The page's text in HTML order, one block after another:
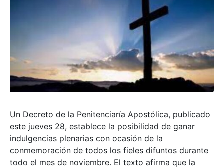
Un Decreto de la Penitenciaría Apostólica, publicado
este jueves 28, establece la posibilidad de ganar
indulgencias plenarias con ocasión de la
conmemoración de todos los fieles difuntos durante
todo el mes de noviembre. El texto afirma que la